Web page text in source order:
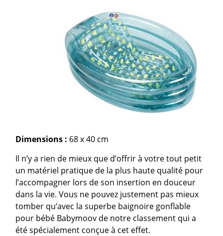
Dimensions : 68 x 40 cm
Il n’y a rien de mieux que d’offrir à votre tout petit
un matériel pratique de la plus haute qualité pour
l’accompagner lors de son insertion en douceur
dans la vie. Vous ne pouvez justement pas mieux
tomber qu’avec la superbe baignoire gonflable
pour bébé Babymoov de notre classement qui a
été spécialement conçue à cet effet.